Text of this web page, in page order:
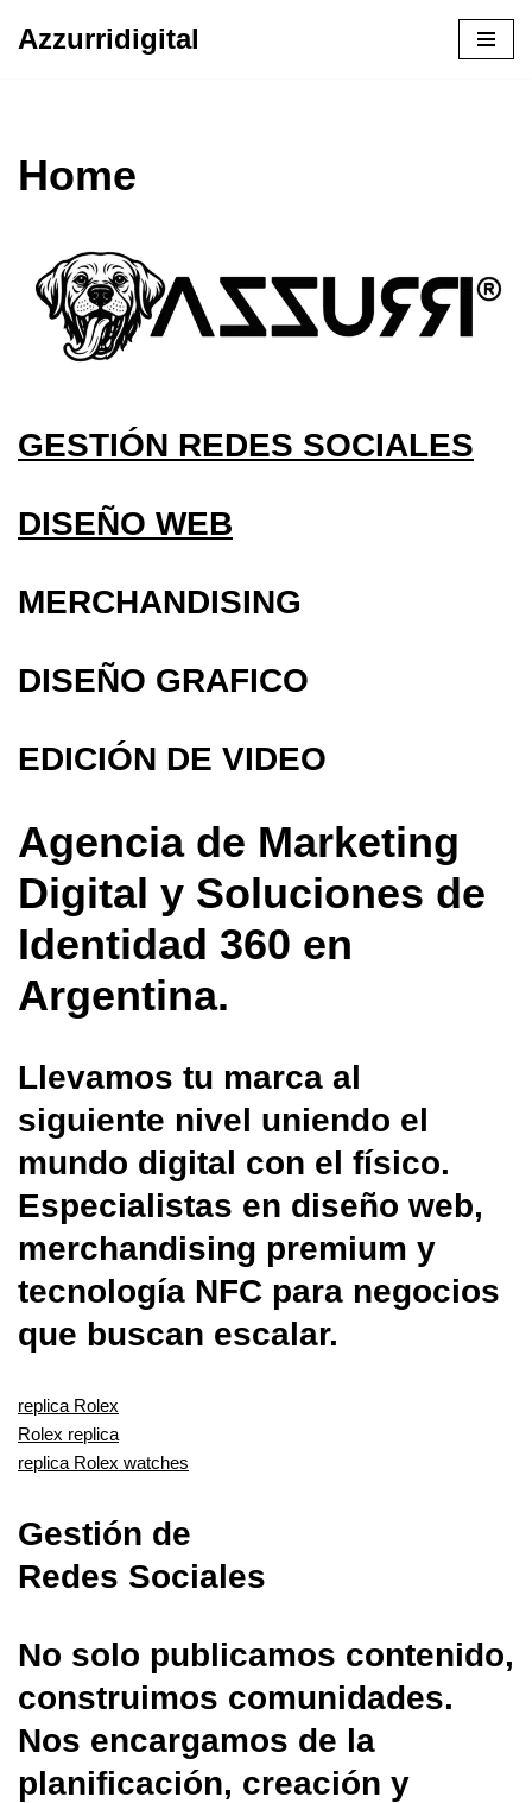
Azzurridigital
Home
GESTIÓN REDES SOCIALES
DISEÑO WEB
MERCHANDISING
DISEÑO GRAFICO
EDICIÓN DE VIDEO
Agencia de Marketing
Digital y Soluciones de
Identidad 360 en
Argentina.
Llevamos tu marca al
siguiente nivel uniendo el
mundo digital con el físico.
Especialistas en diseño web,
merchandising premium y
tecnología NFC para negocios
que buscan escalar.
replica Rolex
Rolex replica
replica Rolex watches
Gestión de
Redes Sociales
No solo publicamos contenido,
construimos comunidades.
Nos encargamos de la
planificación, creación y